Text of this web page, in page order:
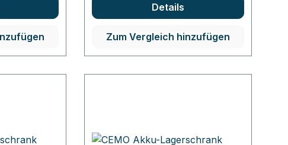
Details
Zum Vergleich hinzufügen